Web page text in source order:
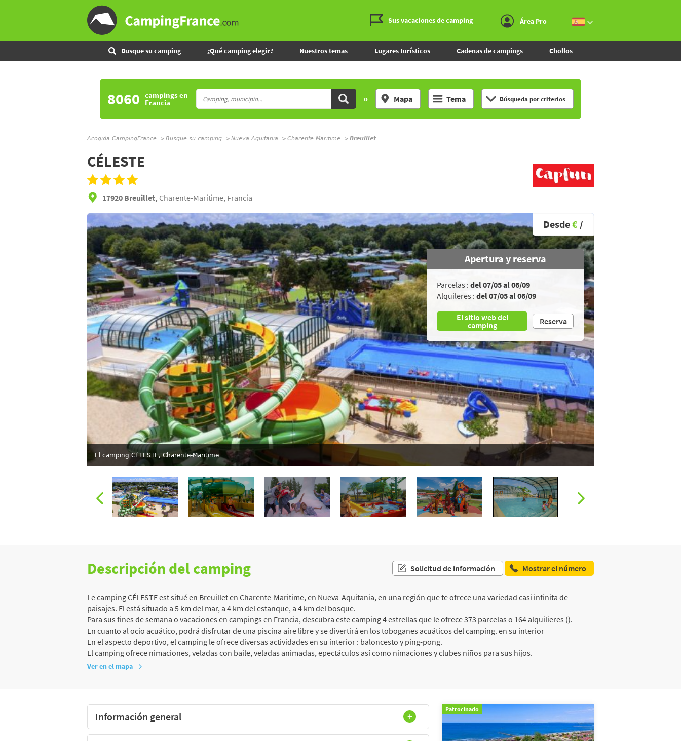
Sus vacaciones de camping Área Pro
Busque su camping ¿Qué camping elegir? Nuestros temas Lugares turísticos Cadenas de campings Chollos
8060 campingsen
Francia o Mapa Tema Búsqueda por criterios
Acogida CampingFrance Busque su camping Nueva-Aquitania Charente-Maritime Breuillet
CÉLESTE
17920 Breuillet, Charente-Maritime, Francia
El camping CÉLESTE, Charente-Maritime
Desde€ /
Apertura y reserva
Parcelas : del 07/05 al 06/09
Alquileres : del 07/05 al 06/09
El sitio web del
camping
Reserva
Descripción del camping Solicitud de información Mostrar el número
Le camping CÉLESTE est situé en Breuillet en Charente-Maritime, en Nueva-Aquitania, en una región que te ofrece una variedad casi infinita de
paisajes. El está situado a 5 km del mar, a 4 km del estanque, a 4 km del bosque.
Para sus fines de semana o vacaciones en campings en Francia, descubra este camping 4 estrellas que le ofrece 373 parcelas o 164 alquilieres ().
En cuanto al ocio acuático, podrá disfrutar de una piscina aire libre y se divertirá en los toboganes acuáticos del camping. en su interior
En el aspecto deportivo, el camping le ofrece diversas actividades en su interior : baloncesto y ping-pong.
El camping ofrece nimaciones, veladas con baile, veladas animadas, epectáculos así como nimaciones y clubes niños para sus hijos.
Ver en el mapa
Información general
Patrocinado